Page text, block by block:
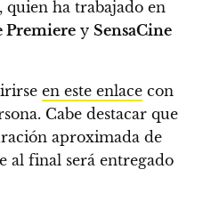
ha trabajado en
Premiere y SensaCine
en este enlace con
Cabe destacar que
aproximada de
al final será entregado